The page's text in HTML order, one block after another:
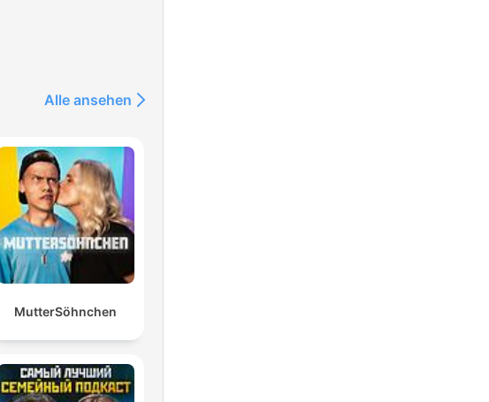
Alle ansehen
MutterSöhnchen